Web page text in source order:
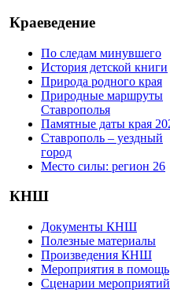
Краеведение
По следам минувшего
История детской книги
Природа родного края
Природные маршруты
Ставрополья
Памятные даты края
Ставрополь – уездный
город
Место силы: регион 26
КНШ
Документы КНШ
Полезные материалы
Произведения КНШ
Мероприятия в помощь
Сценарии мероприятий